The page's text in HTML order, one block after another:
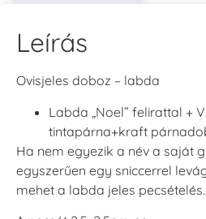
Leírás
Ovisjeles doboz – labda
Labda „Noel” felirattal +
tintapárna+kraft
Ha nem egyezik a név a saját
egyszerűen egy sniccerrel
mehet a labda jeles pecsételés.